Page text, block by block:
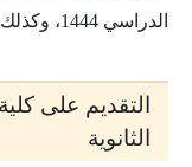
الدراسي 1444، وكذلك طريقة تقديم للطلاب والطالبات.
التقديم على
الثانوية